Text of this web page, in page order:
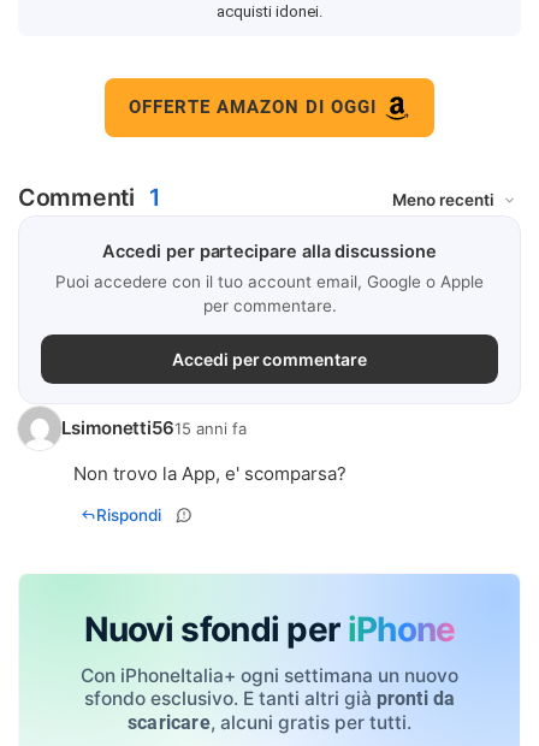
acquisti idonei.
OFFERTE AMAZON DI OGGI
Commenti 1
Accedi per partecipare alla discussione
Puoi accedere con il tuo account email, Google o Apple
per commentare.
Accedi per commentare
Lsimonetti5615 anni fa
Non trovo la App, e' scomparsa?
Rispondi
Nuovi sfondi per iPhone
Con iPhoneItalia+ ogni settimana un nuovo
sfondo esclusivo. E tanti altri già pronti da
scaricare, alcuni gratis per tutti.